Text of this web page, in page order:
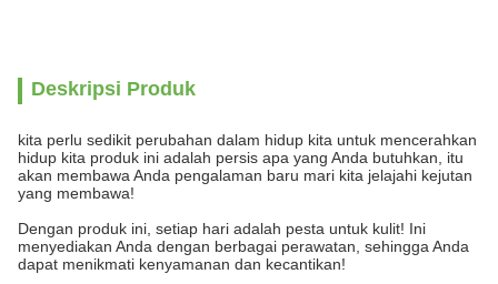
Deskripsi Produk
kita perlu sedikit perubahan dalam hidup kita untuk mencerahkan
hidup kita produk ini adalah persis apa yang Anda butuhkan, itu
akan membawa Anda pengalaman baru mari kita jelajahi kejutan
yang membawa!
Dengan produk ini, setiap hari adalah pesta untuk kulit! Ini
menyediakan Anda dengan berbagai perawatan, sehingga Anda
dapat menikmati kenyamanan dan kecantikan!